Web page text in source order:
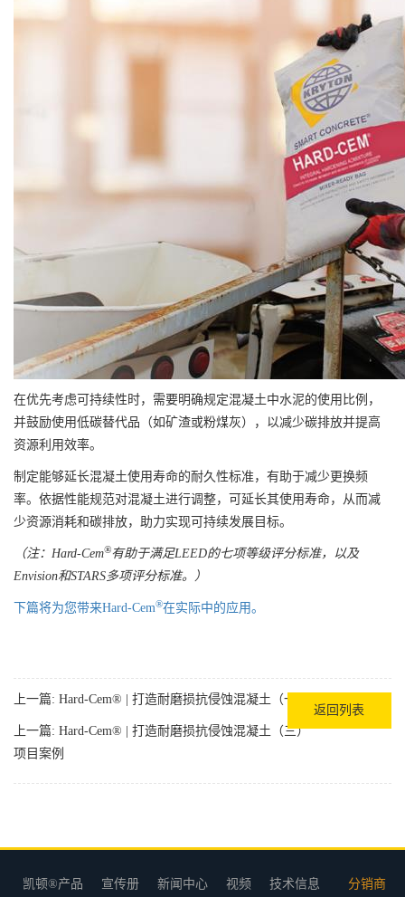
在优先考虑可持续性时，需要明确规定混凝土中水泥的使用比例，
并鼓励使用低碳替代品（如矿渣或粉煤灰），以减少碳排放并提高
资源利用效率。
制定能够延长混凝土使用寿命的耐久性标准，有助于减少更换频
率。依据性能规范对混凝土进行调整，可延长其使用寿命，从而减
少资源消耗和碳排放，助力实现可持续发展目标。
（注：Hard-Cem®有助于满足LEED的七项等级评分标准，以及
Envision和STARS多项评分标准。）
下篇将为您带来Hard-Cem®在实际中的应用。
上一篇: Hard-Cem® | 打造耐磨损抗侵蚀混凝土（一）
上一篇: Hard-Cem® | 打造耐磨损抗侵蚀混凝土（三）
项目案例
返回列表
凯顿®产品 宣传册 新闻中心 视频 技术信息 分销商